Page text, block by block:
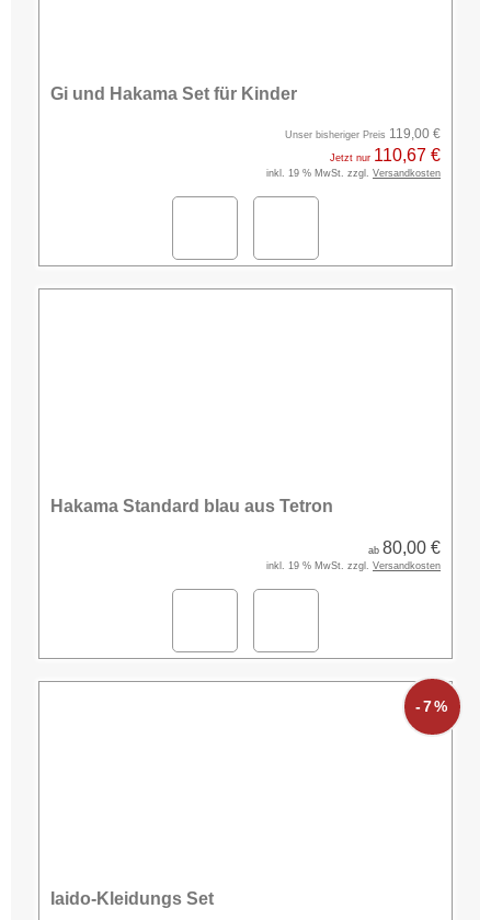
Gi und Hakama Set für Kinder
Unser bisheriger Preis 119,00 €
Jetzt nur 110,67 €
inkl. 19 % MwSt. zzgl. Versandkosten
Hakama Standard blau aus Tetron
ab 80,00 €
inkl. 19 % MwSt. zzgl. Versandkosten
Iaido-Kleidungs Set
-7%